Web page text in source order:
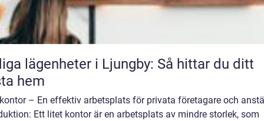
lägenheter i Ljungby: Så hittar du ditt
hem
– En effektiv arbetsplats för privata företagare och
Ett litet kontor är en arbetsplats av mindre storlek, som